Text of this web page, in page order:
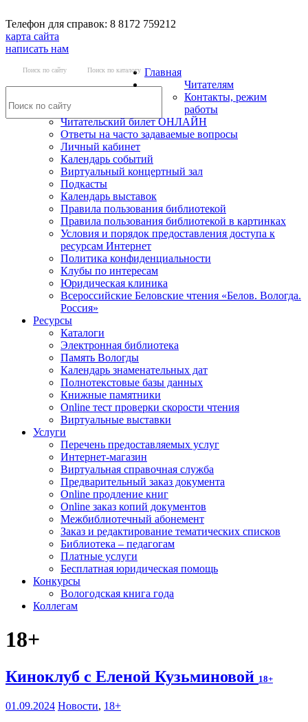
Телефон для справок: 8 8172 759212
карта сайта
написать нам
Поиск по сайту Поиск по каталогу Главная
Читателям
Контакты, режим
работы
Читательский билет ОНЛАЙН
Ответы на часто задаваемые вопросы
Личный кабинет
Календарь событий
Виртуальный концертный зал
Подкасты
Календарь выставок
Правила пользования библиотекой
Правила пользования библиотекой в картинках
Условия и порядок предоставления доступа к
ресурсам Интернет
Политика конфиденциальности
Клубы по интересам
Юридическая клиника
Всероссийские Беловские чтения «Белов. Вологда.
Россия»
Ресурсы
Каталоги
Электронная библиотека
Память Вологды
Календарь знаменательных дат
Полнотекстовые базы данных
Книжные памятники
Online тест проверки скорости чтения
Виртуальные выставки
Услуги
Перечень предоставляемых услуг
Интернет-магазин
Виртуальная справочная служба
Предварительный заказ документа
Online продление книг
Online заказ копий документов
Межбиблиотечный абонемент
Заказ и редактирование тематических списков
Библиотека – педагогам
Платные услуги
Бесплатная юридическая помощь
Конкурсы
Вологодская книга года
Коллегам
18+
Киноклуб с Еленой Кузьминовой 18+
01.09.2024 Новости, 18+